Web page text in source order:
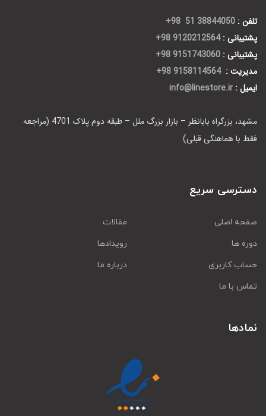
تلفن : 38844050 51 98+
پشتیبانی : 9120212564 98+
پشتیبانی : 9151743060 98+
مدیریت : 9158114564 98+
ایمیل : info@linestore.ir
مشهد، بزرگراه بابانظر – بازار بزرگ ملل – طبقه دوم پلاک 4701 (مراجعه
فقط با هماهنگی قبلی)
دسترسی سریع
صفحه اصلی
مقالات
دوره ها
رویدادها
حساب کاربری
درباره ما
تماس با ما
نمادها